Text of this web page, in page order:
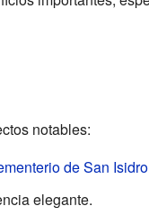
notables:
de San Isidro
elegante.